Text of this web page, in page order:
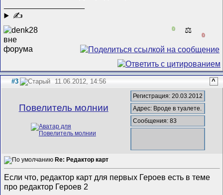
✍
0 ⚖️
0
#3 11.06.2012, 14:56 ^
Повелитель молнии
Регистрация: 20.03.2012
Адрес: Вроде в туалете.
Сообщения: 83
Re: Редактор карт
Если что, редактор карт для первых Героев есть в теме
про редактор Героев 2